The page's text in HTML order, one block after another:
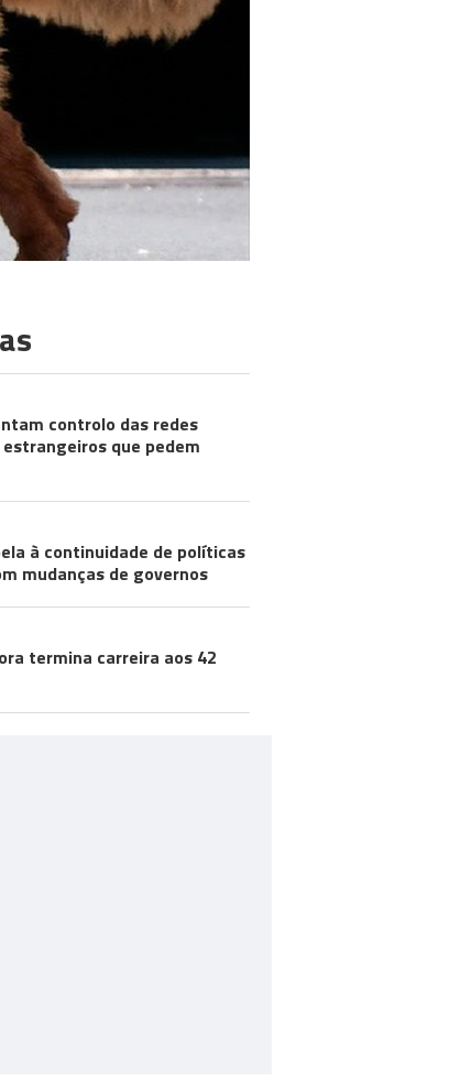
controlo das redes
que pedem
à continuidade de políticas
mudanças de governos
termina carreira aos 42